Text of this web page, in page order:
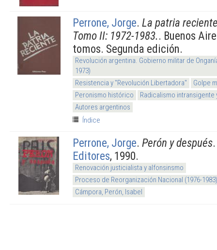
Perrone, Jorge. La patria
Tomo II: 1972-1983.. Buenos
tomos. Segunda edición.
Revolución argentina. Gobierno militar de
1973)
Resistencia y "Revolución Libertadora"
Golpe
Peronismo histórico
Radicalismo
Autores argentinos
Índice
Perrone, Jorge. Perón y después
Editores, 1990.
Renovación justicialista y alfonsinsmo
Proceso de Reorganización Nacional (1976-1983)
Cámpora, Perón, Isabel